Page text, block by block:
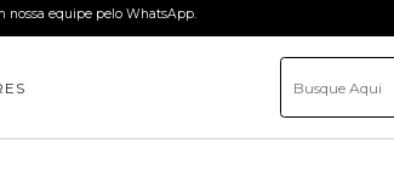
nossa equipe pelo WhatsApp.